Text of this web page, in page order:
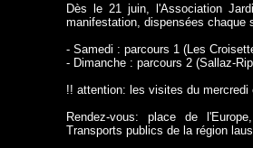
Dès le 21 juin, l'Association
manifestation, dispensées chaque
- Samedi : parcours 1 (Les
- Dimanche : parcours 2 (Sallaz-
!! attention: les visites du
Rendez-vous: place de
Transports publics de la région